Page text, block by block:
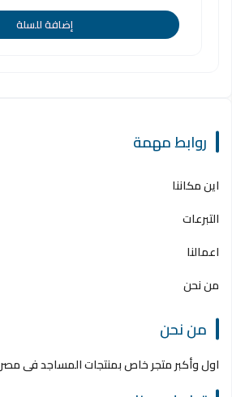
إضافة للسلة
روابط مهمة
اين مكاننا
التبرعات
اعمالنا
من نحن
من نحن
اول وأكبر متجر خاص بمنتجات المساجد فى مصر